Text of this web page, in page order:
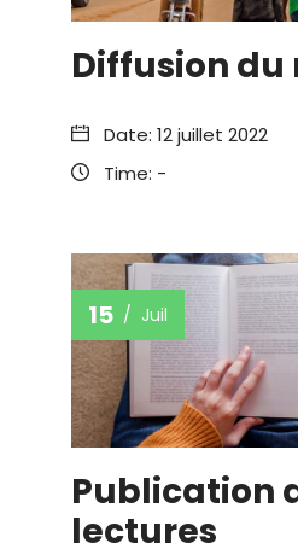
Diffusion du
Date: 12 juillet 2022
Time: -
15 Juil
Publication
lectures